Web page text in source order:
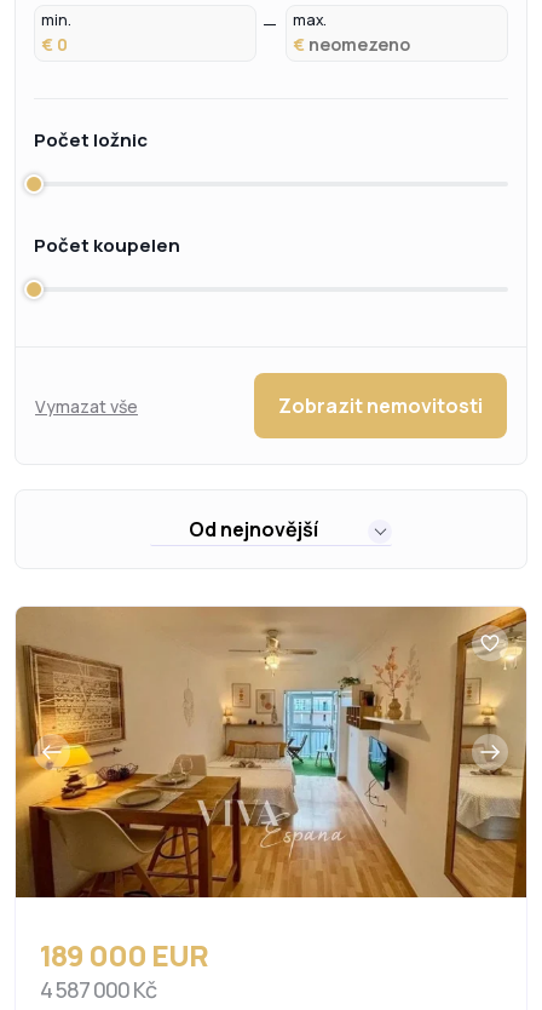
min.
€
max.
€
Počet ložnic
Počet koupelen
Vymazat vše Zobrazit nemovitosti
Od nejnovější
189 000 EUR
4 587 000 Kč